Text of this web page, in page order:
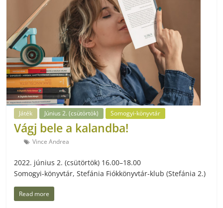
Játék Június 2. (csütörtök) Somogyi-könyvtár
Vágj bele a kalandba!
Vince Andrea
2022. június 2. (csütörtök) 16.00–18.00
Somogyi-könyvtár, Stefánia Fiókkönyvtár-klub (Stefánia 2.)
Read more